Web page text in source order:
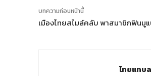
บทความก่อนหน้านี้
เมืองไทยสไมล์คลับ พาสมาชิกฟินมู
ไทยแทบ